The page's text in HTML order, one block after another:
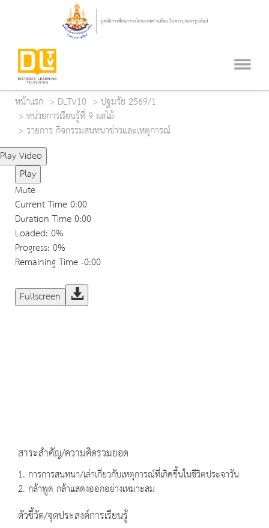
หน้าแรก DLTV10
ปฐมวัย 2569/1
หน่วยการเรียนรู้ที่ 9 ผลไม้
รายการ กิจกรรมสนทนาข่าวและเหตุการณ์
Play Video
Play
Mute
Current Time0:00
Duration Time0:00
Loaded: 0%
Progress: 0%
Remaining Time-0:00
Fullscreen
สาระสำคัญ/ความคิดรวมยอด
1. การการสนทนา/เล่าเกี่ยวกับเหตุการณ์ที่เกิดขึ้นในชีวิตประจาวัน
2. กล้าพูด กล้าแสดงออกอย่างเหมาะสม
ตัวชี้วัด/จุดประสงค์การเรียนรู้